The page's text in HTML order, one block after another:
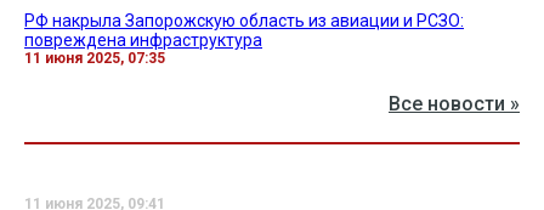
РФ накрыла Запорожскую область из авиации и РСЗО:
повреждена инфраструктура
11 июня 2025, 07:35
Все новости »
11 июня 2025, 09:41